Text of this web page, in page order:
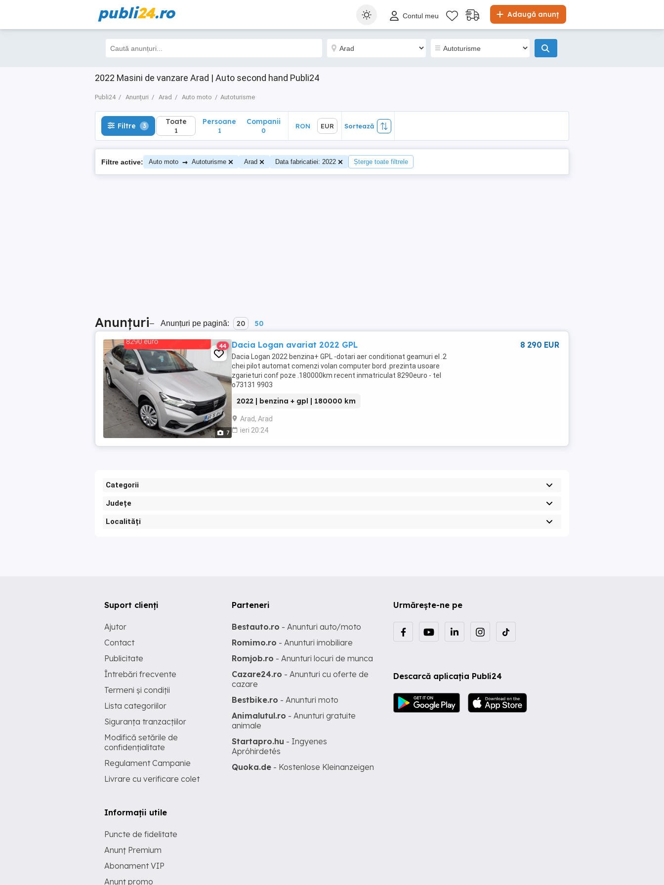
publi24.ro Adaugă anunț
Contul meu
2022 Masini de vanzare Arad | Auto second hand Publi24
Publi24 Anunțuri Arad Auto moto Autoturisme
Filtre 3 Toate
1
Sortează
Filtre 3 Toate
1
Persoane
1
Companii
0
RON EUR Sortează
Filtre active: Auto moto → Autoturisme Arad Data fabricatiei: 2022 Șterge toate filtrele
Anunțuri– Anunțuri pe pagină: 20 50
7
44 Dacia Logan avariat 2022 GPL
Dacia Logan 2022 benzina+ GPL -dotari aer conditionat geamuri el .2
chei pilot automat comenzi volan computer bord .prezinta usoare
zgarieturi conf poze .180000km recent inmatriculat 8290euro - tel
o73131 9903
2022 | benzina + gpl | 180000 km
Arad, Arad
ieri 20:24
8 290 EUR
Categorii
Județe
Localități
Urmărește-ne pe
Descarcă aplicația Publi24
Suport clienți
Ajutor
Contact
Publicitate
Întrebări frecvente
Termeni și condiții
Lista categoriilor
Siguranța tranzacțiilor
Modifică setările de
confidențialitate
Regulament Campanie
Livrare cu verificare colet
Informații utile
Puncte de fidelitate
Anunț Premium
Abonament VIP
Anunț promo
Parteneri
Bestauto.ro - Anunturi auto/moto
Romimo.ro - Anunturi imobiliare
Romjob.ro - Anunturi locuri de munca
Cazare24.ro - Anunturi cu oferte de
cazare
Bestbike.ro - Anunturi moto
Animalutul.ro - Anunturi gratuite
animale
Startapro.hu - Ingyenes
Apróhirdetés
Quoka.de - Kostenlose Kleinanzeigen